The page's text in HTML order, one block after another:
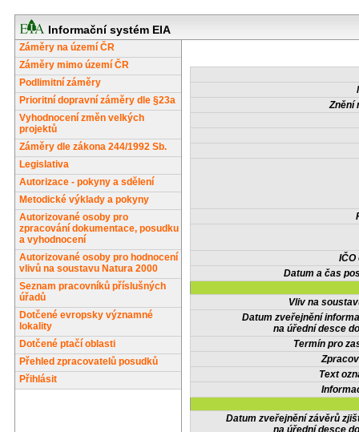
Informační systém EIA
Záměry na území ČR
Záměry mimo území ČR
Podlimitní záměry
Prioritní dopravní záměry dle §23a
Vyhodnocení změn velkých
projektů
Záměry dle zákona 244/1992 Sb.
Legislativa
Autorizace - pokyny a sdělení
Metodické výklady a pokyny
Autorizované osoby pro
zpracování dokumentace, posudku
a vyhodnocení
Autorizované osoby pro hodnocení
vlivů na soustavu Natura 2000
Seznam pracovníků příslušných
úřadů
Dotčené evropsky významné
lokality
Dotčené ptačí oblasti
Přehled zpracovatelů posudků
Přihlásit
Znění
IČO
Datum a čas
Vliv na
Datum zveřejnění
na úřední desce
Termín pro
Text
Datum zveřejnění závěrů
na úřední desce